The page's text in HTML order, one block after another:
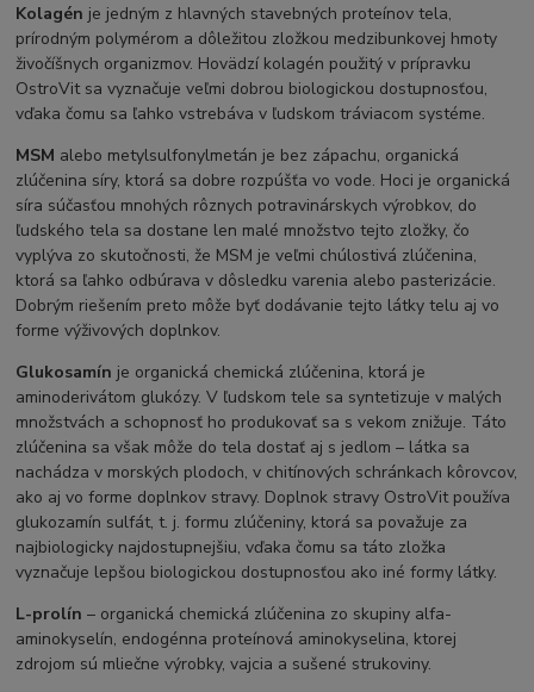
Kolagén je jedným z hlavných stavebných proteínov tela,
prírodným polymérom a dôležitou zložkou medzibunkovej hmoty
živočíšnych organizmov. Hovädzí kolagén použitý v prípravku
OstroVit sa vyznačuje veľmi dobrou biologickou dostupnosťou,
vďaka čomu sa ľahko vstrebáva v ľudskom tráviacom systéme.
MSM alebo metylsulfonylmetán je bez zápachu, organická
zlúčenina síry, ktorá sa dobre rozpúšťa vo vode. Hoci je organická
síra súčasťou mnohých rôznych potravinárskych výrobkov, do
ľudského tela sa dostane len malé množstvo tejto zložky, čo
vyplýva zo skutočnosti, že MSM je veľmi chúlostivá zlúčenina,
ktorá sa ľahko odbúrava v dôsledku varenia alebo pasterizácie.
Dobrým riešením preto môže byť dodávanie tejto látky telu aj vo
forme výživových doplnkov.
Glukosamín je organická chemická zlúčenina, ktorá je
aminoderivátom glukózy. V ľudskom tele sa syntetizuje v malých
množstvách a schopnosť ho produkovať sa s vekom znižuje. Táto
zlúčenina sa však môže do tela dostať aj s jedlom – látka sa
nachádza v morských plodoch, v chitínových schránkach kôrovcov,
ako aj vo forme doplnkov stravy. Doplnok stravy OstroVit používa
glukozamín sulfát, t. j. formu zlúčeniny, ktorá sa považuje za
najbiologicky najdostupnejšiu, vďaka čomu sa táto zložka
vyznačuje lepšou biologickou dostupnosťou ako iné formy látky.
L-prolín – organická chemická zlúčenina zo skupiny alfa-
aminokyselín, endogénna proteínová aminokyselina, ktorej
zdrojom sú mliečne výrobky, vajcia a sušené strukoviny.